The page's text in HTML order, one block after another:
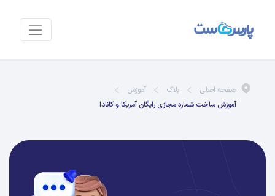
صفحه اصلی بلاگ
آموزش
آموزش ساخت شماره مجازی رایگان آمریکا و کانادا